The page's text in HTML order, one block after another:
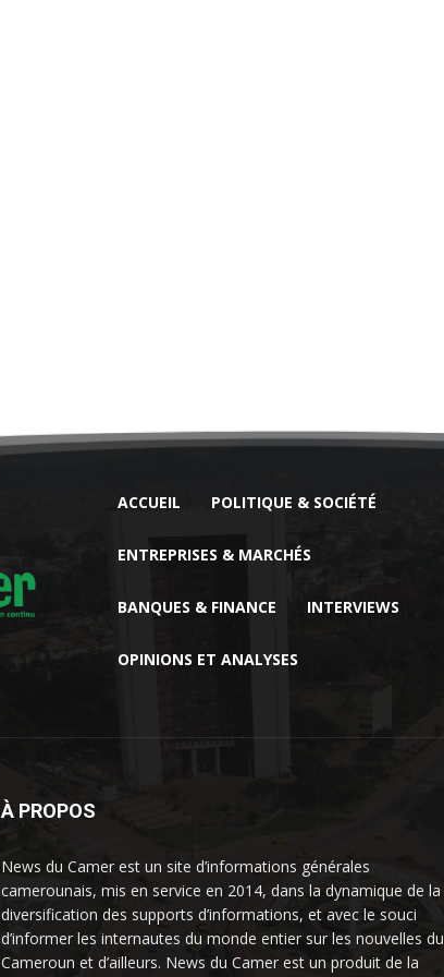
ACCUEIL POLITIQUE & SOCIÉTÉ
ENTREPRISES & MARCHÉS
BANQUES & FINANCE INTERVIEWS
OPINIONS ET ANALYSES
À PROPOS
News du Camer est un site d’informations générales
camerounais, mis en service en 2014, dans la dynamique de la
diversification des supports d’informations, et avec le souci
d’informer les internautes du monde entier sur les nouvelles du
Cameroun et d’ailleurs. News du Camer est un produit de la